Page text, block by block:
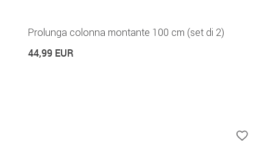
Prolunga colonna montante 100 cm (set di 2)
44,99 EUR